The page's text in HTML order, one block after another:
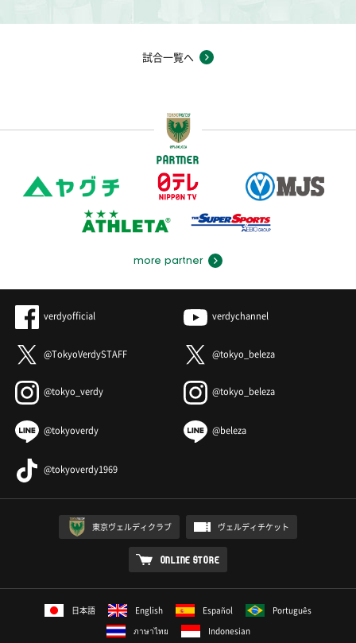
試合一覧へ
PARTNER
more partner
verdyofficial verdychannel
@TokyoVerdySTAFF @tokyo_beleza
@tokyo_verdy @tokyo_beleza
@tokyoverdy @beleza
@tokyoverdy1969
東京ヴェルディクラブ ヴェルディチケット
ONLINE STORE
日本語 English Español
Português
ภาษาไทย
Indonesian